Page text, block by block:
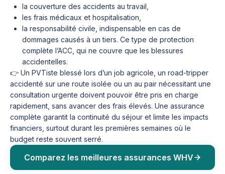
la couverture des accidents au travail,
les frais médicaux et hospitalisation,
la responsabilité civile, indispensable en cas de
dommages causés à un tiers. Ce type de protection
complète l’ACC, qui ne couvre que les blessures
accidentelles.
👉 Un PVTiste blessé lors d’un job agricole, un road-tripper
accidenté sur une route isolée ou un au pair nécessitant une
consultation urgente doivent pouvoir être pris en charge
rapidement, sans avancer des frais élevés. Une assurance
complète garantit la continuité du séjour et limite les impacts
financiers, surtout durant les premières semaines où le
budget reste souvent serré.
Comparez les meilleures assurances WHV